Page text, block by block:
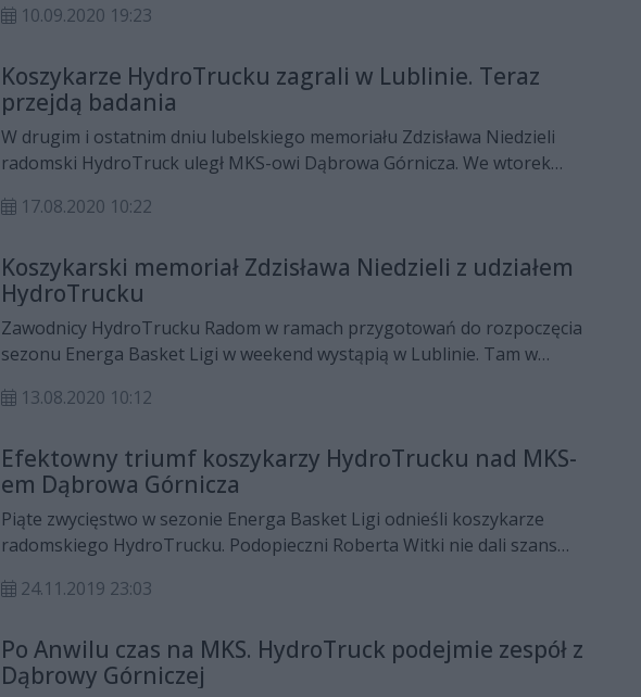
10.09.2020 19:23
Koszykarze HydroTrucku zagrali w Lublinie. Teraz
przejdą badania
W drugim i ostatnim dniu lubelskiego memoriału Zdzisława Niedzieli
radomski HydroTruck uległ MKS-owi Dąbrowa Górnicza. We wtorek
17.08.2020 10:22
Koszykarski memoriał Zdzisława Niedzieli z udziałem
HydroTrucku
Zawodnicy HydroTrucku Radom w ramach przygotowań do rozpoczęcia
sezonu Energa Basket Ligi w weekend wystąpią w Lublinie. Tam w
MKS-em Dąbrowa Górnicza.
13.08.2020 10:12
Efektowny triumf koszykarzy HydroTrucku nad MKS-
em Dąbrowa Górnicza
Piąte zwycięstwo w sezonie Energa Basket Ligi odnieśli koszykarze
radomskiego HydroTrucku. Podopieczni Roberta Witki nie dali szans
24.11.2019 23:03
Po Anwilu czas na MKS. HydroTruck podejmie zespół z
Dąbrowy Górniczej